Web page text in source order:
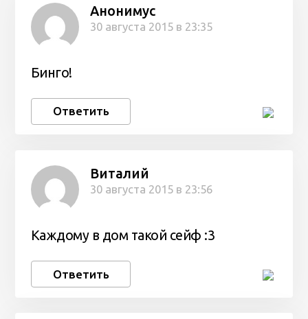
Анонимус
30 августа 2015 в 23:35
Бинго!
Ответить
Виталий
30 августа 2015 в 23:56
Каждому в дом такой сейф :3
Ответить